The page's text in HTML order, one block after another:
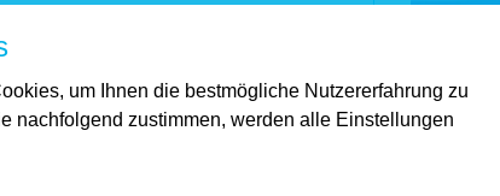
um Ihnen die bestmögliche Nutzererfahrung zu
nachfolgend zustimmen, werden alle Einstellungen